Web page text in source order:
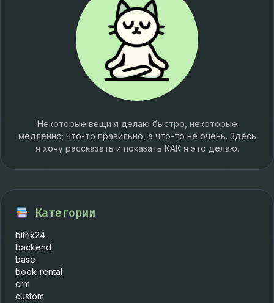
Некоторые вещи я делаю быстро, некоторые
медленно; что-то правильно, а что-то не очень. Здесь
я хочу рассказать и показать КАК я это делаю.
Категории
bitrix24
backend
base
book-rental
crm
custom